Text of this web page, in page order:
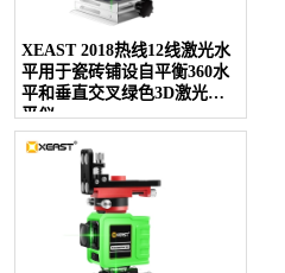
XEAST 2018热线12线激光水
平用于瓷砖铺设自平衡360水
平和垂直交叉绿色3D激光水
平仪